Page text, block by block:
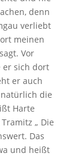
denn
verliebt
meinen
Vor
er sich dort
er auch
die
Harte
„ Die
Das
und heißt